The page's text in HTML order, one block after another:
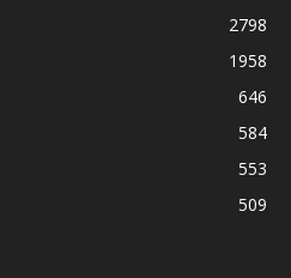
2798
1958
646
584
553
509